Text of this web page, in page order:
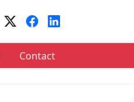
Contact